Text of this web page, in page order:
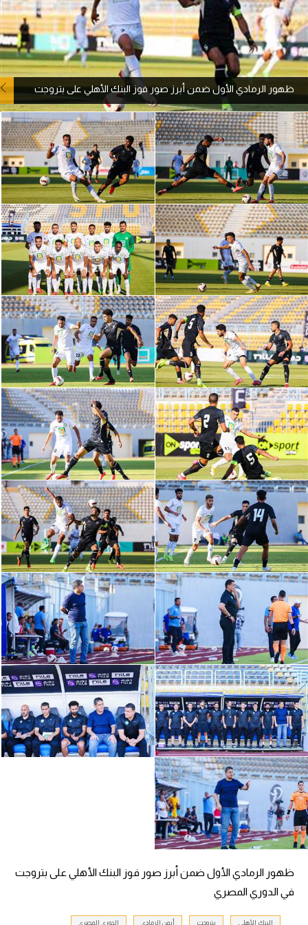
آراء حرة
ركن الألعاب
بطولات
أمريكا 2026
الدوري المصري
الدوري الإنجليزي الممتاز
الدوري الإسباني
الدوري الإيطالي
الدوري الألماني
الدوري الفرنسي
الدوري السعودي للمحترفين
دوري أبطال أوروبا
دوري أبطال إفريقيا
كل البطولات
أقسام
الكرة المصرية
الدوري المصري
الكرة الأوروبية
الكرة الإفريقية
منتخب مصر
سعودي في الجول
الدوري الإنجليزي
الدوري الإسباني
دوري أبطال أوروبا
القسم الثاني
رياضات أخرى
أمم إفريقيا
كرة السلة الأمريكية
كرة يد
ظهور الرمادي الأول ضمن أبرز صور فوز البنك الأهلي على بتروجت
ظهور الرمادي الأول ضمن أبرز صور فوز البنك الأهلي على بتروجت
في الدوري المصري
البنك الأهلي بتروجت أيمن الرمادي الدوري المصري